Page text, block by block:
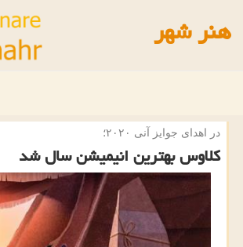
هنر شهر
در اهدای جوایز آنی ۲۰۲۰؛
كلاوس بهترین انیمیشن سال شد